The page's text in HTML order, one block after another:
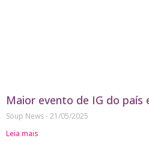
Maior evento de IG do país
Soup News 21/05/2025
Leia mais